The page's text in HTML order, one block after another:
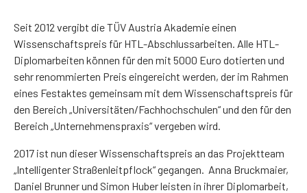
Seit 2012 vergibt die TÜV Austria Akademie einen
Wissenschaftspreis für HTL-Abschlussarbeiten. Alle HTL-
Diplomarbeiten können für den mit 5000 Euro dotierten und
sehr renommierten Preis eingereicht werden, der im Rahmen
eines Festaktes gemeinsam mit dem Wissenschaftspreis für
den Bereich „Universitäten/Fachhochschulen“ und den für den
Bereich „Unternehmenspraxis“ vergeben wird.
2017 ist nun dieser Wissenschaftspreis an das Projektteam
„Intelligenter Straßenleitpflock“ gegangen. Anna Bruckmaier,
Daniel Brunner und Simon Huber leisten in ihrer Diplomarbeit,